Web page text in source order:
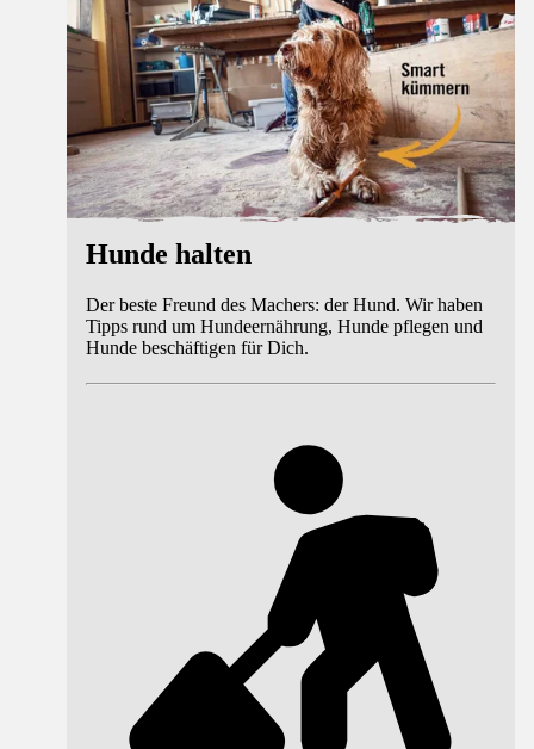
Hunde halten
Der beste Freund des Machers: der Hund. Wir haben
Tipps rund um Hundeernährung, Hunde pflegen und
Hunde beschäftigen für Dich.